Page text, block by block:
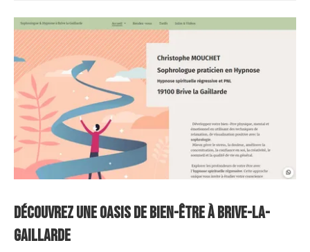
Découvrez une oasis de bien-être à Brive-la-
Gaillarde